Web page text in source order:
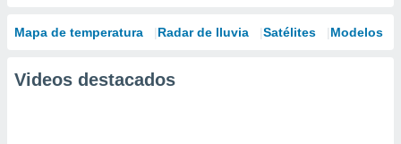
Mapa de temperatura Radar de lluvia Satélites Modelos
Videos destacados